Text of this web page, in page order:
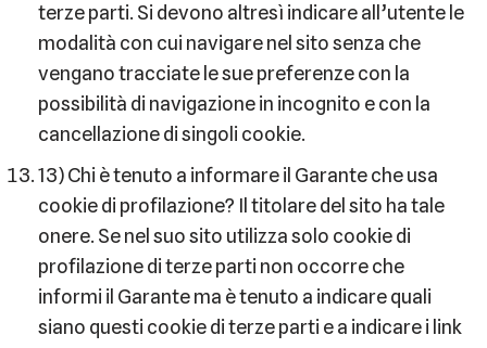
terze parti. Si devono altresì indicare all’utente le
modalità con cui navigare nel sito senza che
vengano tracciate le sue preferenze con la
possibilità di navigazione in incognito e con la
cancellazione di singoli cookie.
13) Chi è tenuto a informare il Garante che usa
cookie di profilazione? Il titolare del sito ha tale
onere. Se nel suo sito utilizza solo cookie di
profilazione di terze parti non occorre che
informi il Garante ma è tenuto a indicare quali
siano questi cookie di terze parti e a indicare i link